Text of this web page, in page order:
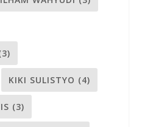
KIKI SULISTYO (4)
(3)